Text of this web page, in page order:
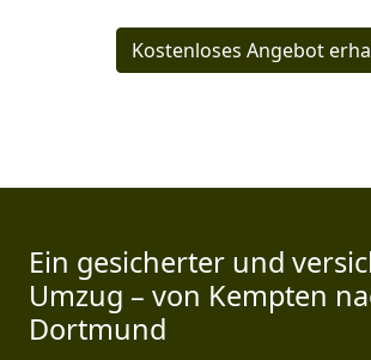
Kostenloses Angebot
Ein gesicherter und
Umzug – von Kempten
Dortmund